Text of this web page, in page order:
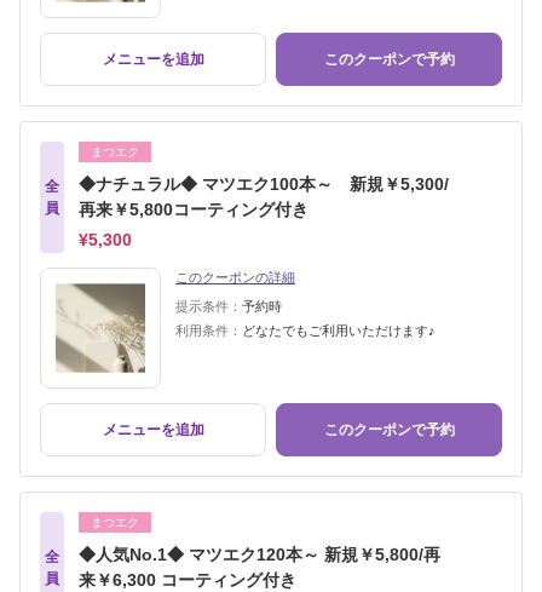
メニューを追加 このクーポンで予約
全
員
まつエク
◆ナチュラル◆ マツエク100本～ 新規￥5,300/
再来￥5,800コーティング付き
¥5,300
このクーポンの詳細
提示条件： 予約時
利用条件： どなたでもご利用いただけます♪
メニューを追加 このクーポンで予約
全
員
まつエク
◆人気No.1◆ マツエク120本～ 新規￥5,800/再
来￥6,300 コーティング付き